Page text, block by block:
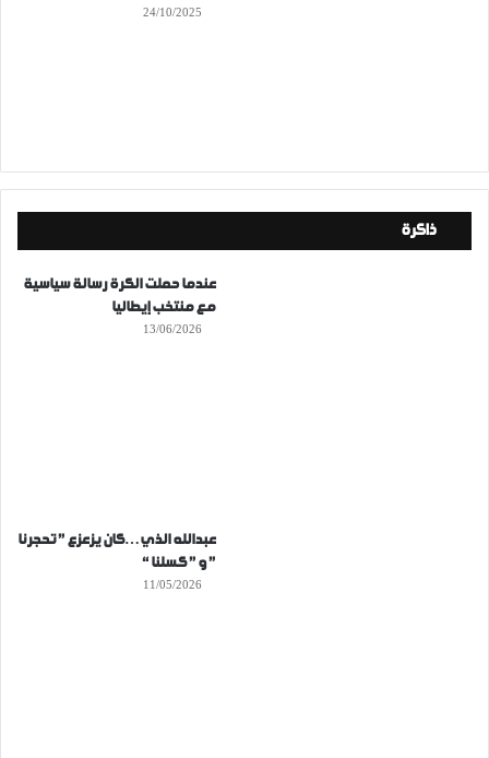
24/10/2025
ذاكرة
عندما حملت الكرة رسالة سياسية
مع منتخب إيطاليا
13/06/2026
عبدالله الذي…كان يزعزع ” تحجرنا
” و ” كسلنا “
11/05/2026